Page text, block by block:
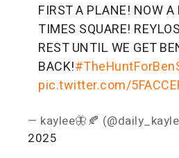
FIRST A PLANE! NOW A
TIMES SQUARE!
REST UNTIL WE GET
BACK!
pic.twitter.com/
— kaylee🦋🍂
2025